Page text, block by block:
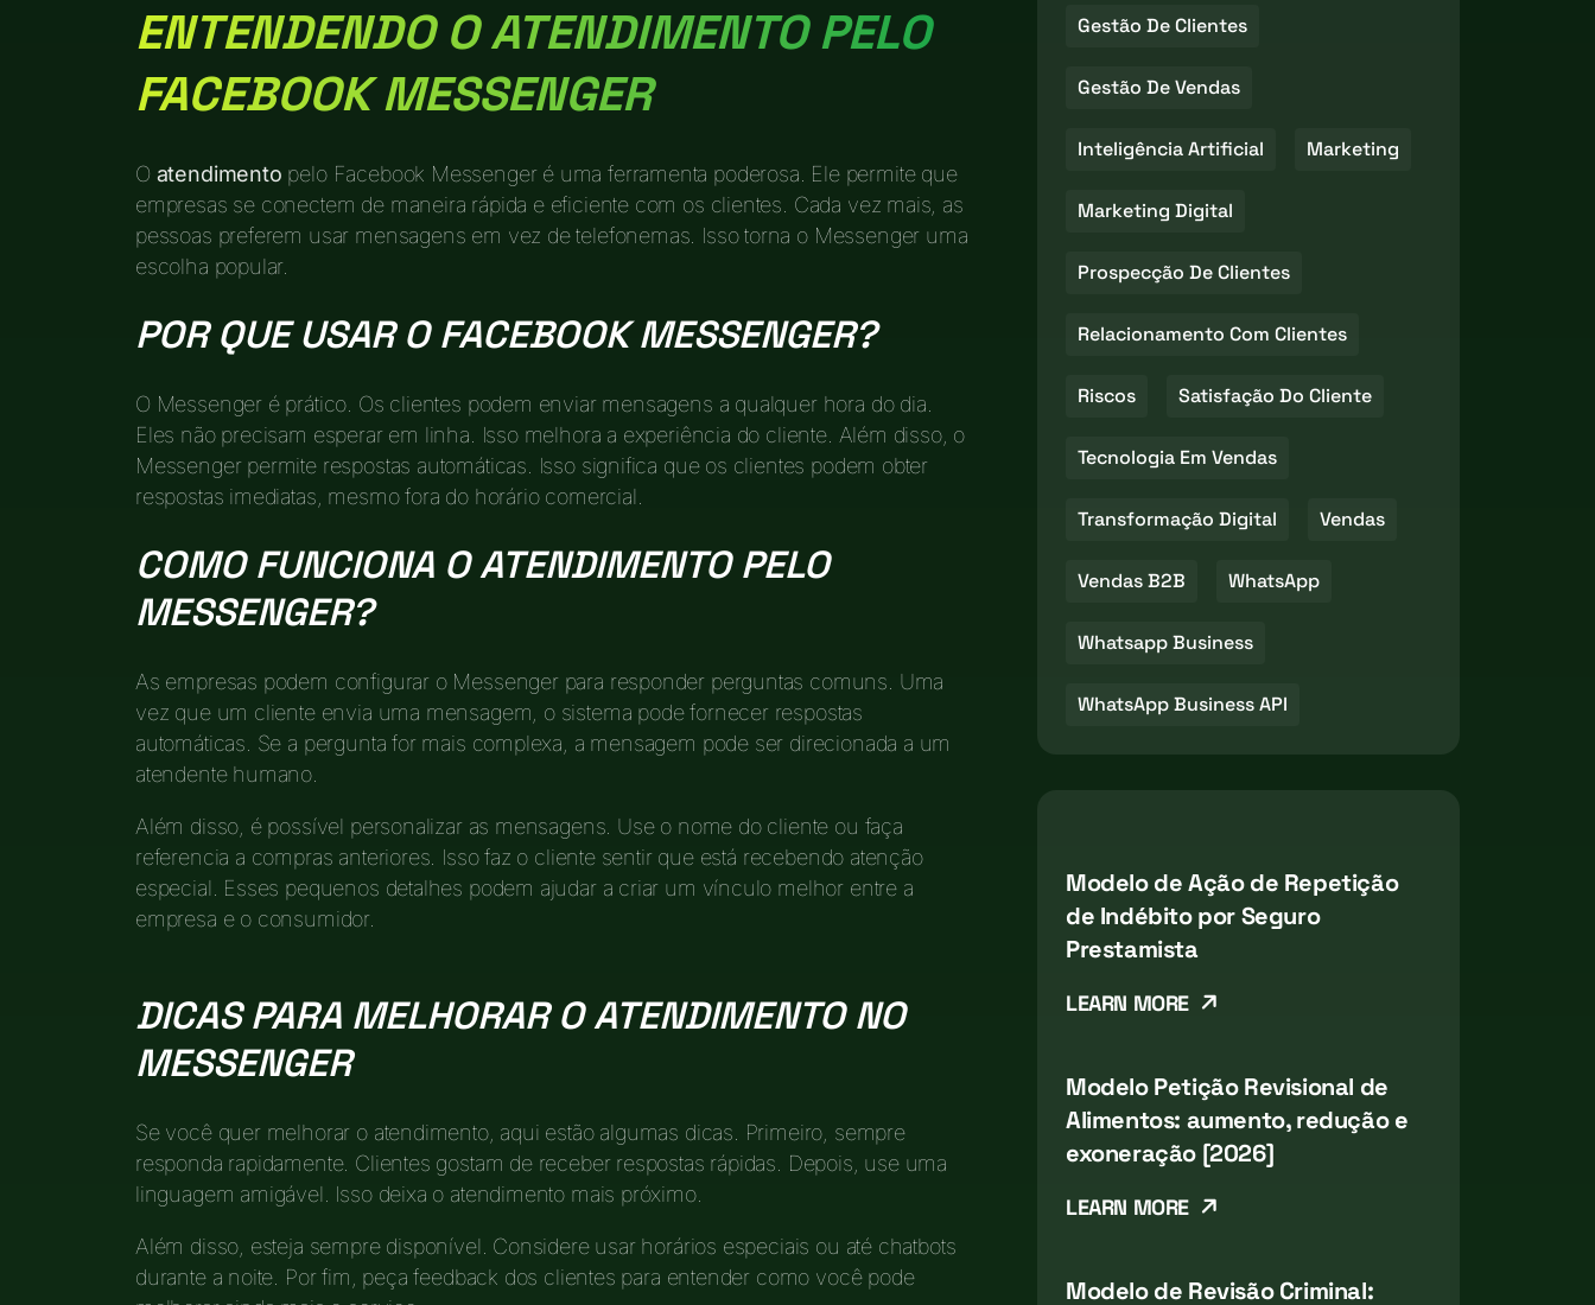
ENTENDENDO O ATENDIMENTO PELO
FACEBOOK MESSENGER
O atendimento pelo Facebook Messenger é uma ferramenta poderosa. Ele permite que
empresas se conectem de maneira rápida e eficiente com os clientes. Cada vez mais, as
pessoas preferem usar mensagens em vez de telefonemas. Isso torna o Messenger uma
escolha popular.
POR QUE USAR O FACEBOOK MESSENGER?
O Messenger é prático. Os clientes podem enviar mensagens a qualquer hora do dia.
Eles não precisam esperar em linha. Isso melhora a experiência do cliente. Além disso, o
Messenger permite respostas automáticas. Isso significa que os clientes podem obter
respostas imediatas, mesmo fora do horário comercial.
COMO FUNCIONA O ATENDIMENTO PELO
MESSENGER?
As empresas podem configurar o Messenger para responder perguntas comuns. Uma
vez que um cliente envia uma mensagem, o sistema pode fornecer respostas
automáticas. Se a pergunta for mais complexa, a mensagem pode ser direcionada a um
atendente humano.
Além disso, é possível personalizar as mensagens. Use o nome do cliente ou faça
referencia a compras anteriores. Isso faz o cliente sentir que está recebendo atenção
especial. Esses pequenos detalhes podem ajudar a criar um vínculo melhor entre a
empresa e o consumidor.
DICAS PARA MELHORAR O ATENDIMENTO NO
MESSENGER
Se você quer melhorar o atendimento, aqui estão algumas dicas. Primeiro, sempre
responda rapidamente. Clientes gostam de receber respostas rápidas. Depois, use uma
linguagem amigável. Isso deixa o atendimento mais próximo.
Além disso, esteja sempre disponível. Considere usar horários especiais ou até chatbots
durante a noite. Por fim, peça feedback dos clientes para entender como você pode
Gestão De Clientes
Gestão De Vendas
Inteligência Artificial Marketing
Marketing Digital
Prospecção De Clientes
Relacionamento Com Clientes
Riscos Satisfação Do Cliente
Tecnologia Em Vendas
Transformação Digital Vendas
Vendas B2B WhatsApp
Whatsapp Business
WhatsApp Business API
Modelo de Ação de Repetição
de Indébito por Seguro
Prestamista
LEARN MORE
Modelo Petição Revisional de
Alimentos: aumento, redução e
exoneração [2026]
LEARN MORE
Modelo de Revisão Criminal: